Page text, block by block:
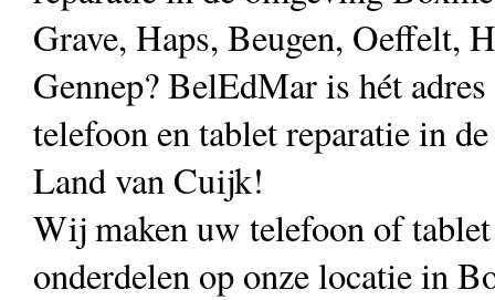
Grave, Haps, Beugen, Oeffelt,
Gennep? BelEdMar is hét
telefoon en tablet reparatie in
Land van Cuijk!
Wij maken uw telefoon of
onderdelen op onze locatie in